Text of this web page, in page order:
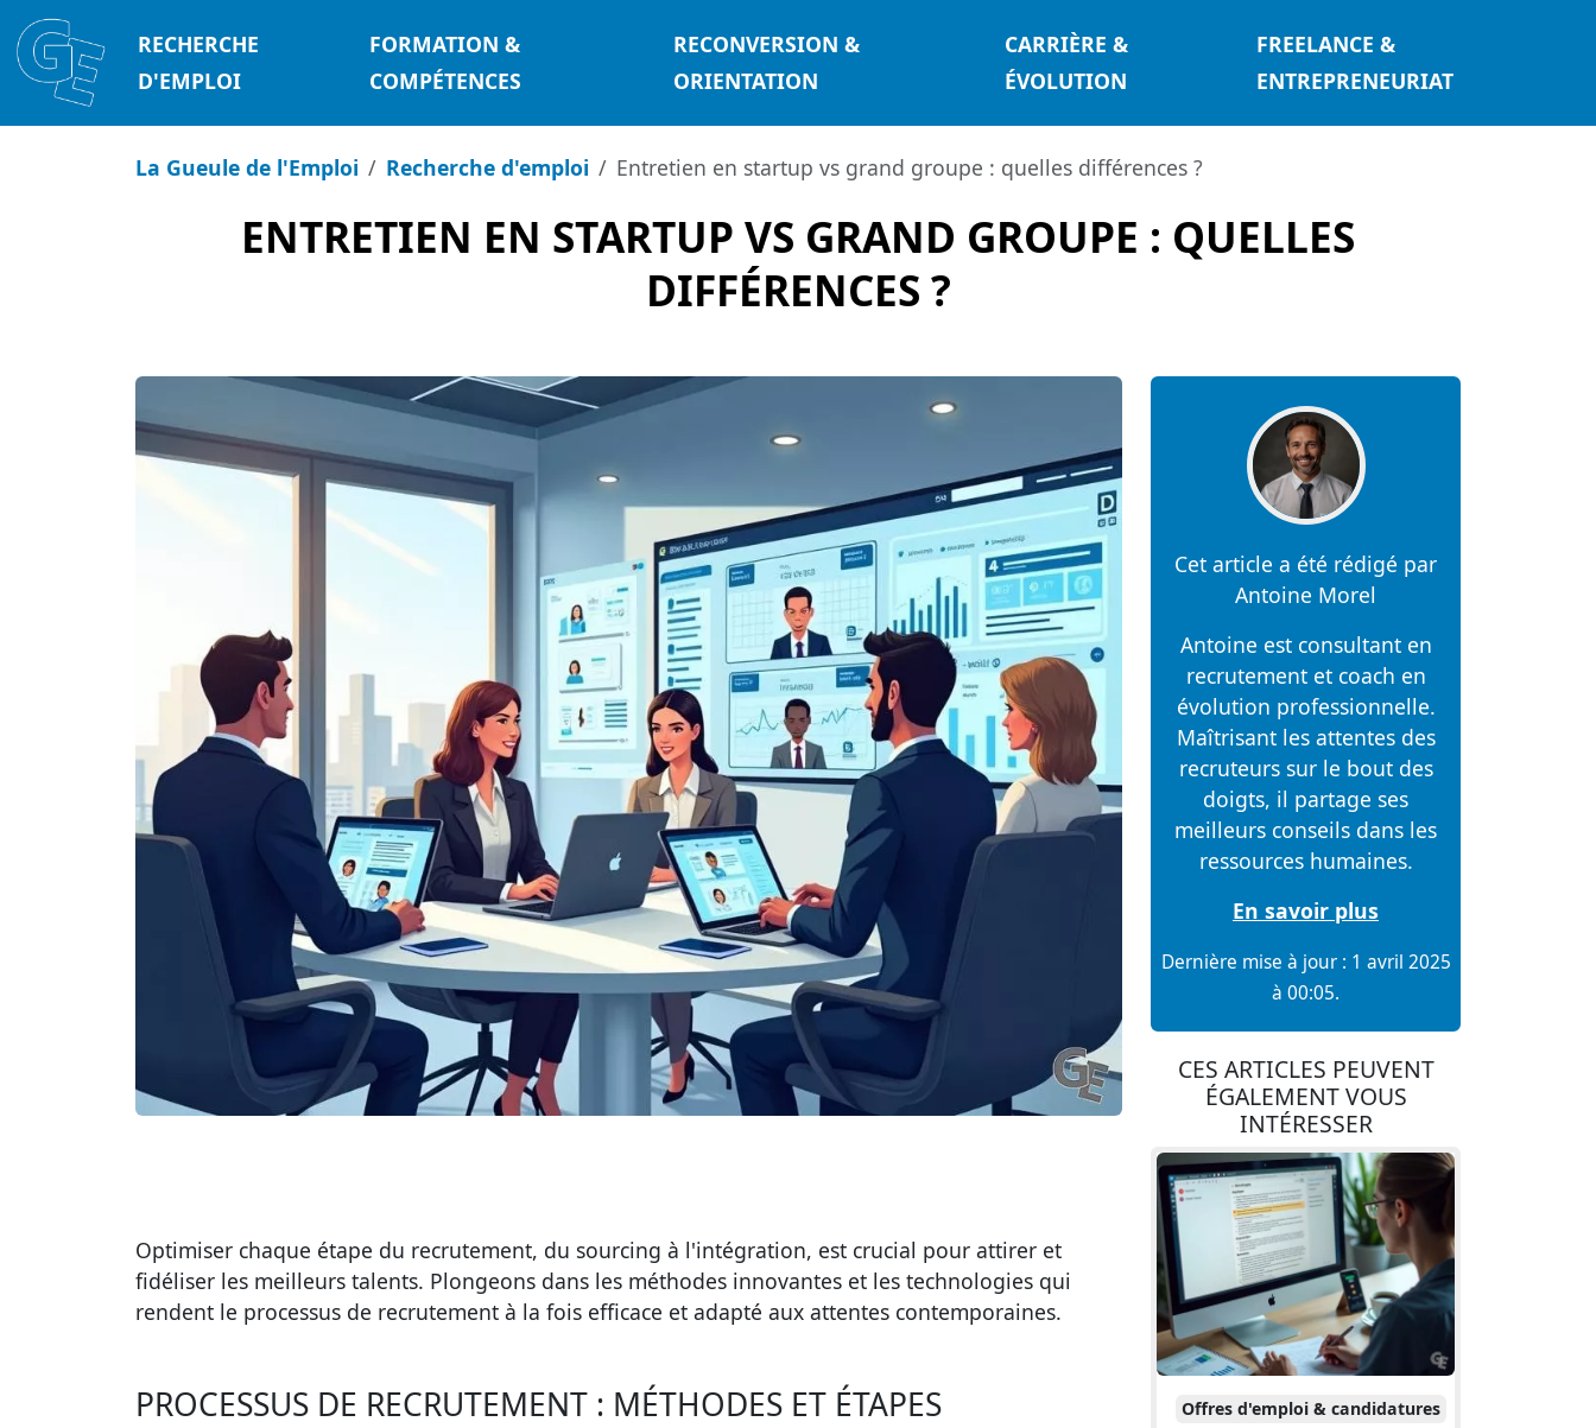
RECHERCHE
D'EMPLOI
FORMATION &
COMPÉTENCES
RECONVERSION &
ORIENTATION
CARRIÈRE &
ÉVOLUTION
FREELANCE &
ENTREPRENEURIAT
La Gueule de l'Emploi Recherche d'emploi Entretien en startup vs grand groupe : quelles différences ?
ENTRETIEN EN STARTUP VS GRAND GROUPE : QUELLES
DIFFÉRENCES ?
Optimiser chaque étape du recrutement, du sourcing à l'intégration, est crucial pour attirer et
fidéliser les meilleurs talents. Plongeons dans les méthodes innovantes et les technologies qui
rendent le processus de recrutement à la fois efficace et adapté aux attentes contemporaines.
PROCESSUS DE RECRUTEMENT : MÉTHODES ET ÉTAPES
Cet article a été rédigé par
Antoine Morel
Antoine est consultant en
recrutement et coach en
évolution professionnelle.
Maîtrisant les attentes des
recruteurs sur le bout des
doigts, il partage ses
meilleurs conseils dans les
ressources humaines.
En savoir plus
Dernière mise à jour : 1 avril 2025
à 00:05.
CES ARTICLES PEUVENT
ÉGALEMENT VOUS
INTÉRESSER
Offres d'emploi & candidatures